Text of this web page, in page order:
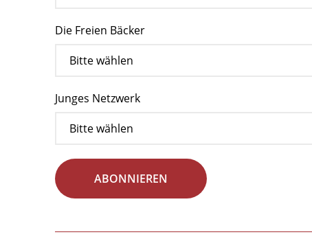
Die Freien Bäcker
Junges Netzwerk
ABONNIEREN